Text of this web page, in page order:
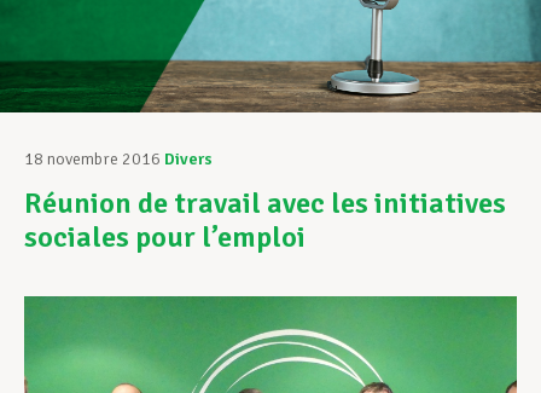
Structures syndicales
Assistance au Travail
Vos droits
Assistance en vie privée
18 novembre 2016 Divers
Réunion de travail avec les initiatives
sociales pour l’emploi